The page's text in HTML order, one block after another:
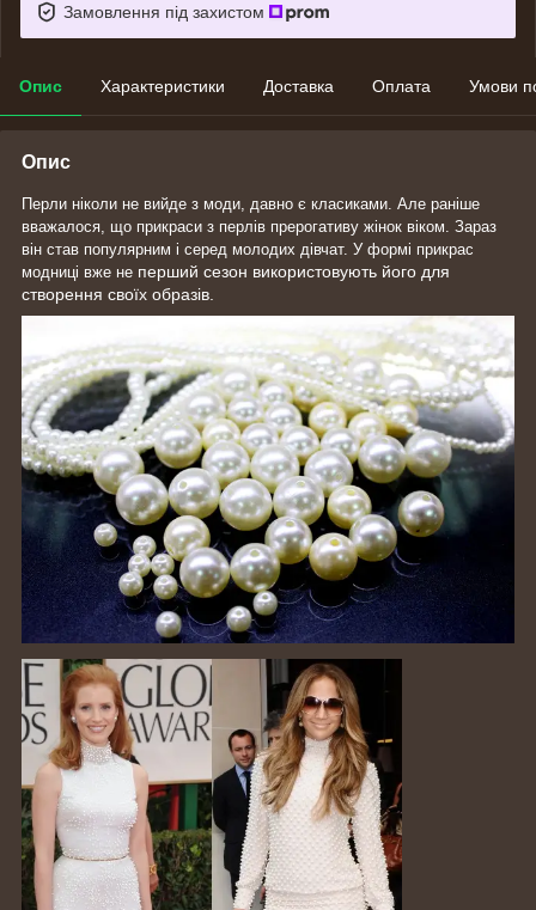
Замовлення під захистом
Опис Характеристики Доставка Оплата Умови
Опис
Перли ніколи не вийде з моди, давно є класиками. Але раніше
вважалося, що прикраси з перлів прерогативу жінок віком. Зараз
він став популярним і серед молодих дівчат. У формі прикрас
модниці вже не перший сезон використовують його для
створення своїх образів.